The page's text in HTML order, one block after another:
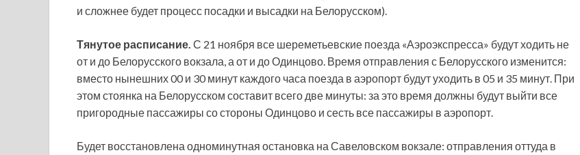
и сложнее будет процесс посадки и высадки на Белорусском).
Тянутое расписание. С 21 ноября все шереметьевские поезда «Аэроэкспресса» будут ходить не
от и до Белорусского вокзала, а от и до Одинцово. Время отправления с Белорусского изменится:
вместо нынешних 00 и 30 минут каждого часа поезда в аэропорт будут уходить в 05 и 35 минут. При
этом стоянка на Белорусском составит всего две минуты: за это время должны будут выйти все
пригородные пассажиры со стороны Одинцово и сесть все пассажиры в аэропорт.
Будет восстановлена одноминутная остановка на Савеловском вокзале: отправления оттуда в